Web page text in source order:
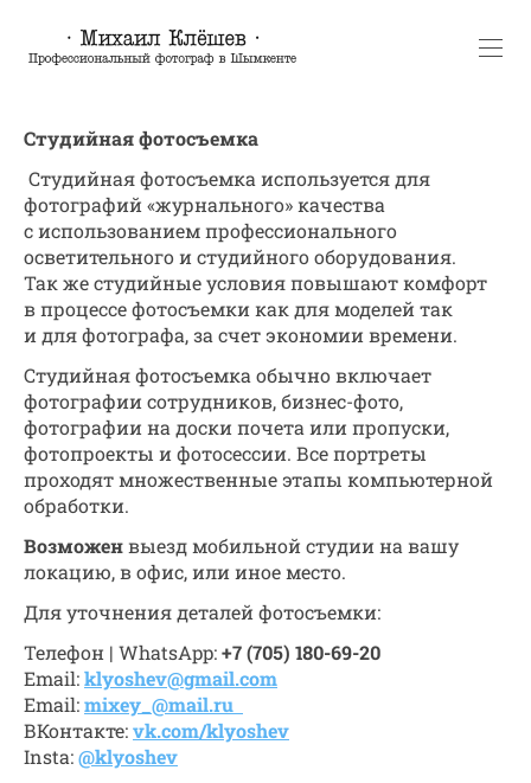
Студийная фотосъемка
Студийная фотосъемка используется для
фотографий «журнального» качества
с использованием профессионального
осветительного и студийного оборудования.
Так же студийные условия повышают комфорт
в процессе фотосъемки как для моделей так
и для фотографа, за счет экономии времени.
Студийная фотосъемка обычно включает
фотографии сотрудников, бизнес-фото,
фотографии на доски почета или пропуски,
фотопроекты и фотосессии. Все портреты
проходят множественные этапы компьютерной
обработки.
Возможенвыезд мобильной студии на вашу
локацию, в офис, или иное место.
Для уточнения деталей фотосъемки:
Телефон | WhatsApp:+7 (705) 180-69-20
Email:klyoshev@gmail.com
Email:mixey_@mail.ru
ВКонтакте:vk.com/klyoshev
Insta:@klyoshev